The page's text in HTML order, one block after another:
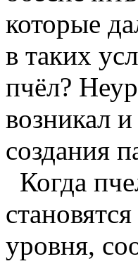
которые
в таких
пчёл?
возникал
создания
Когда
уровня,